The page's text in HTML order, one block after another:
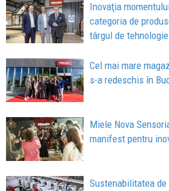
Inovaţia
categoria de
târgul de
Cel mai mare
s-a redeschis în
Miele Nova
manifest pentru
Sustenabilitatea